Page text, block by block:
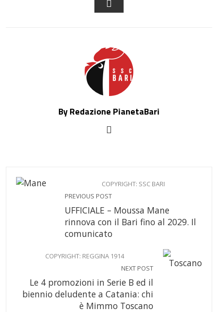
By Redazione PianetaBari
COPYRIGHT: SSC BARI
PREVIOUS POST
UFFICIALE – Moussa Mane
rinnova con il Bari fino al 2029. Il
comunicato
COPYRIGHT: REGGINA 1914
NEXT POST
Le 4 promozioni in Serie B ed il
biennio deludente a Catania: chi
è Mimmo Toscano